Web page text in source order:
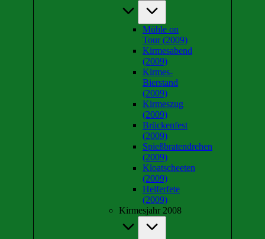
Mühle on
Tour (2009)
Kirmesabend
(2009)
Kirmes-
Bierstand
(2009)
Kirmeszug
(2009)
Brückenfest
(2009)
Spießbratendrehen
(2009)
Kloatscheeten
(2009)
Helferfete
(2009)
Kirmesjahr 2008